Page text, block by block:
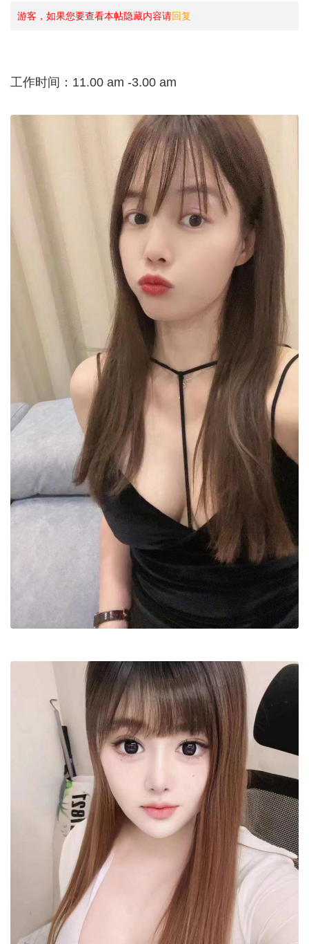
游客，如果您要查看本帖隐藏内容请回复
工作时间：11.00 am -3.00 am